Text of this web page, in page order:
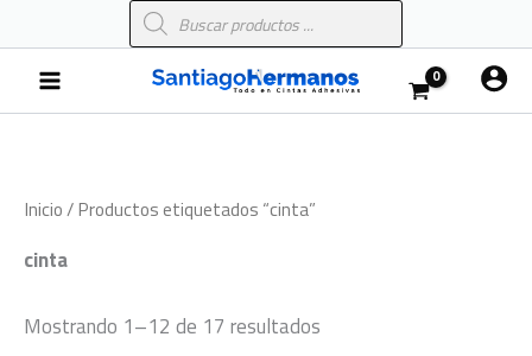
al
contenido
Búsqueda
de
Main
Menu
Inicio/ Productos etiquetados “cinta”
cinta
Mostrando 1–12 de 17 resultados